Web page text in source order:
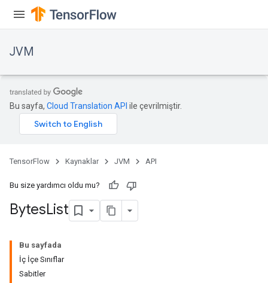
JVM
Bu sayfa, Cloud Translation API ile çevrilmiştir.
TensorFlow Kaynaklar JVM API
Bu size yardımcı oldu mu?
BytesList
Bu sayfada
İç İçe Sınıflar
Sabitler